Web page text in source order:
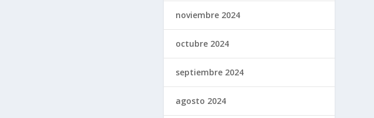
noviembre 2024
octubre 2024
septiembre 2024
agosto 2024